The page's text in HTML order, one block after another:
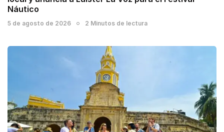
Náutico
5 de agosto de 2026 2 Minutos de lectura